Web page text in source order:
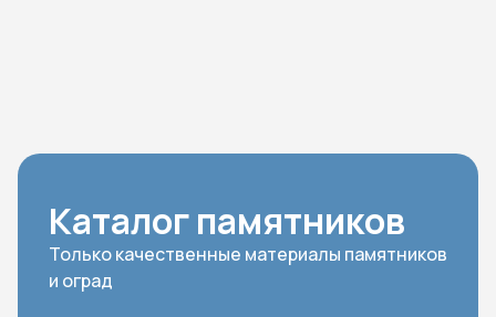
Каталог памятников
Только качественные материалы памятников
и оград